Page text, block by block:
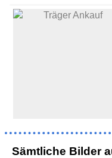
Sämtliche Bilder